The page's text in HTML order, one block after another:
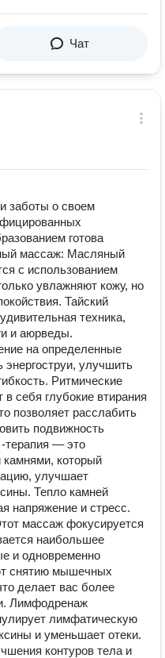
Чат
заботы о своем
готова
массаж: Масляный
с использованием
увлажняют кожу, но
Тайский
техника,
и аюрведы.
на определенные
энергоструи, улучшить
Ритмические
себя глубокие втирания
позволяет расслабить
подвижность
-терапия — это
который
улучшает
Тепло камней
напряжение и стресс.
массаж фокусируется
наибольшее
и одновременно
снятию мышечных
делает вас более
Лимфодренаж
лимфатическую
и уменьшает отеки.
контуров тела и